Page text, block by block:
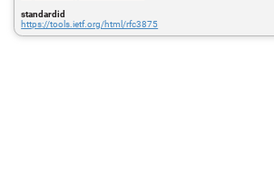
standardid
https://tools.ietf.org/html/rfc3875